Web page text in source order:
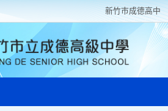
新竹巿成德高中